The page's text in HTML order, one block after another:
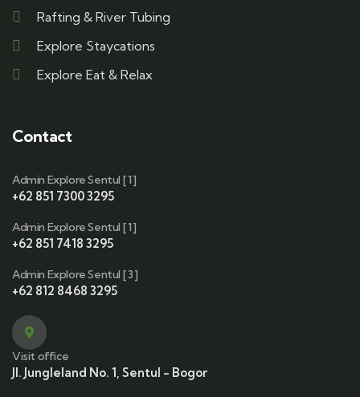
Rafting & River Tubing
Explore Staycations
Explore Eat & Relax
Contact
Admin Explore Sentul [ 1 ]
+62 851 7300 3295
Admin Explore Sentul [ 1 ]
+62 851 7418 3295
Admin Explore Sentul [ 3 ]
+62 812 8468 3295
Visit office
Jl. Jungleland No. 1, Sentul - Bogor